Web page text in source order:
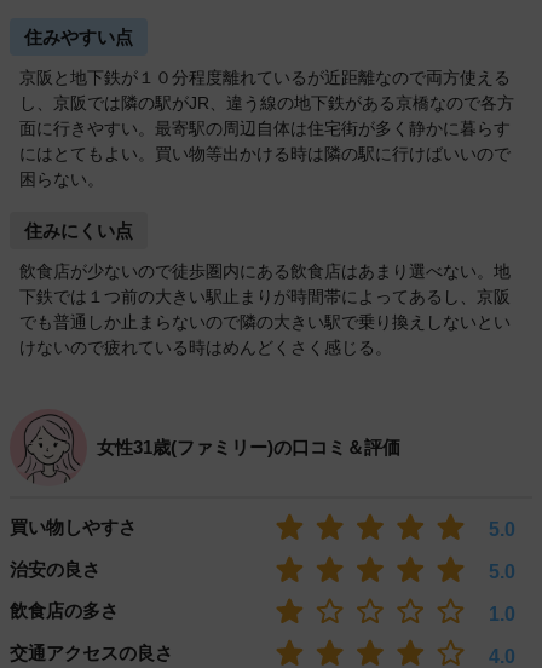
住みやすい点
京阪と地下鉄が１０分程度離れているが近距離なので両方使える
し、京阪では隣の駅がJR、違う線の地下鉄がある京橋なので各方
面に行きやすい。最寄駅の周辺自体は住宅街が多く静かに暮らす
にはとてもよい。買い物等出かける時は隣の駅に行けばいいので
困らない。
住みにくい点
飲食店が少ないので徒歩圏内にある飲食店はあまり選べない。地
下鉄では１つ前の大きい駅止まりが時間帯によってあるし、京阪
でも普通しか止まらないので隣の大きい駅で乗り換えしないとい
けないので疲れている時はめんどくさく感じる。
女性31歳(ファミリー)の口コミ＆評価
買い物しやすさ
5.0
治安の良さ
5.0
飲食店の多さ
1.0
交通アクセスの良さ
4.0